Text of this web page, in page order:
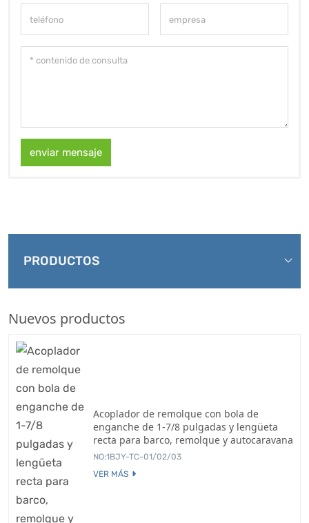
enviar mensaje
PRODUCTOS
Nuevos productos
Acoplador de remolque con bola de
enganche de 1-7/8 pulgadas y lengüeta
recta para barco, remolque y autocaravana
NO:1BJY-TC-01/02/03
VER MÁS